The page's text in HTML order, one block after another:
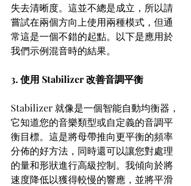
失去清晰度。這並不總是成立，所以請
嘗試在兩個方向上使用兩種模式，但通
常這是一個不錯的起點。以下是應用於
我們示例混音時的結果。
3. 使用 Stabilizer 改善音調平衡
Stabilizer 就像是一個智能自動均衡器，
它知道您的音樂類型或自定義的音調平
衡目標。這是將母帶推向更平衡的頻率
分佈的好方法，同時還可以讓您對處理
的量和形狀進行高級控制。我傾向於將
速度降低以獲得較慢的響應，並將平滑